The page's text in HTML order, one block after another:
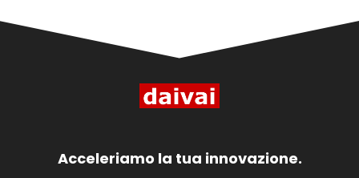
Acceleriamo la tua innovazione.